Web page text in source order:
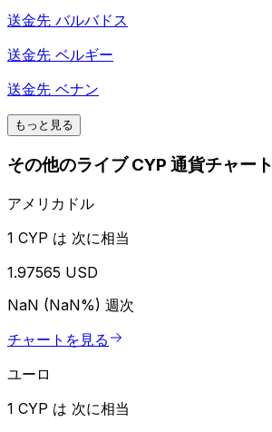
送金先 バルバドス
送金先 ベルギー
送金先 ベナン
もっと見る
その他のライブ CYP 通貨チャート
アメリカドル
1 CYP は 次に相当
1.97565 USD
NaN (NaN%) 週次
チャートを見る
ユーロ
1 CYP は 次に相当